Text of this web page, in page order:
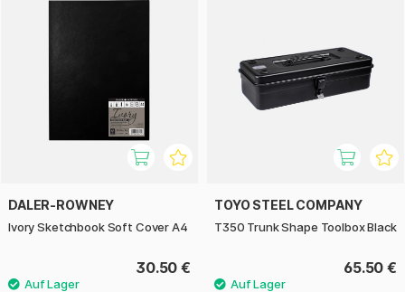
DALER-ROWNEY
Ivory Sketchbook Soft Cover A4
30.50 €
TOYO STEEL COMPANY
T350 Trunk Shape Toolbox Black
65.50 €